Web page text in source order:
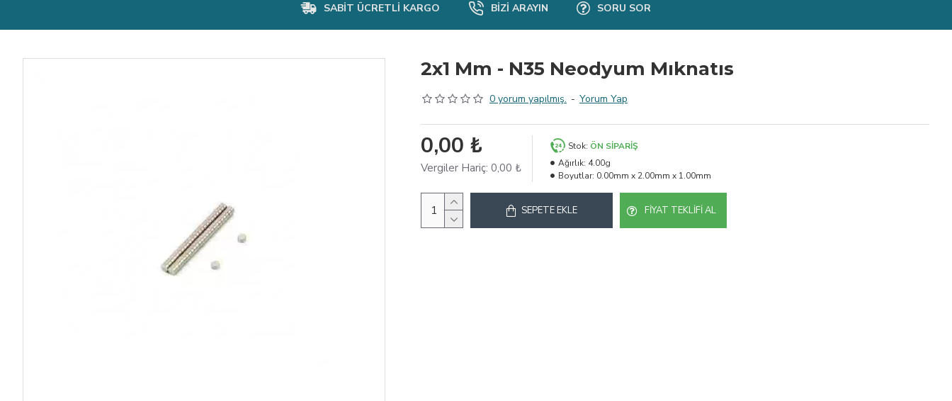
SABIT ÜCRETLI KARGO BIZI ARAYIN SORU SOR
2x1 Mm - N35 Neodyum Mıknatıs
0 yorum yapılmış. - Yorum Yap
0,00 ₺
Vergiler Hariç: 0,00 ₺
Stok: ÖN SIPARIŞ
Ağırlık: 4.00g
Boyutlar: 0.00mm x 2.00mm x 1.00mm
SEPETE EKLE FIYAT TEKLIFI AL